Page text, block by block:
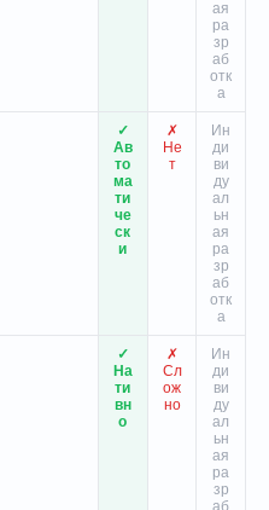
ая
ра
зр
аб
отк
а
✓
Ав
то
ма
ти
че
ск
и
✗
Не
т
Ин
ди
ви
ду
ал
ьн
ая
ра
зр
аб
отк
а
✓
На
ти
вн
о
✗
Сл
ож
но
Ин
ди
ви
ду
ал
ьн
ая
ра
зр